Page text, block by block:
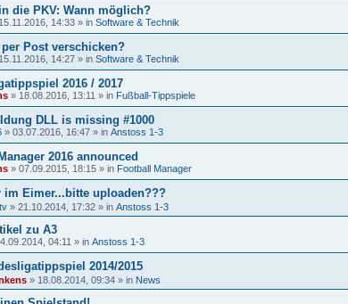
die PKV: Wann möglich?
15.11.2016, 14:33 » in Software & Technik
Post verschicken?
15.11.2016, 14:27 » in Software & Technik
2016 / 2017
» 18.08.2016, 13:11 » in Fußball-Tippspiele
DLL is missing #1000
» 03.07.2016, 16:47 » in Anstoss 1-3
2016 announced
» 07.09.2015, 18:15 » in Football Manager
im Eimer...bitte uploaden???
» 21.10.2014, 17:32 » in Anstoss 1-3
zu A3
04:11 » in Anstoss 1-3
2014/2015
» 18.08.2014, 09:34 » in News